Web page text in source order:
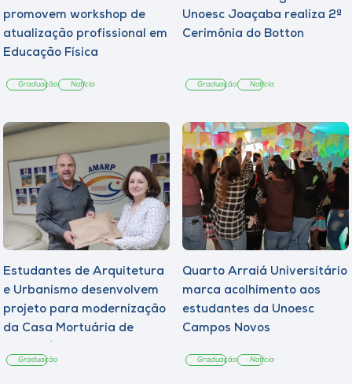
promovem workshop de
atualização profissional em
Educação Física
Graduação Notícia
Unoesc Joaçaba realiza 2ª
Cerimônia do Botton
Graduação Notícia
Estudantes de Arquitetura
e Urbanismo desenvolvem
projeto para modernização
da Casa Mortuária de
Graduação
Quarto Arraiá Universitário
marca acolhimento aos
estudantes da Unoesc
Campos Novos
Graduação Notícia